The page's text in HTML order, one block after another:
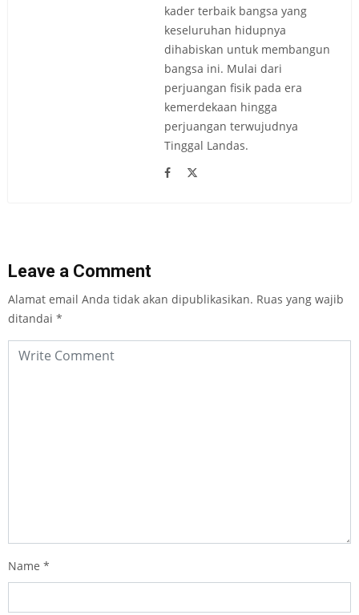
kader terbaik bangsa yang
keseluruhan hidupnya
dihabiskan untuk membangun
bangsa ini. Mulai dari
perjuangan fisik pada era
kemerdekaan hingga
perjuangan terwujudnya
Tinggal Landas.
Leave a Comment
Alamat email Anda tidak akan dipublikasikan. Ruas yang wajib
ditandai *
Name *